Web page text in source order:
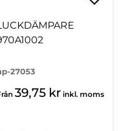
27053
39,75 kr inkl. moms